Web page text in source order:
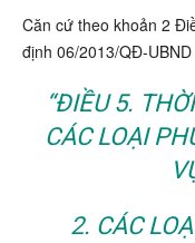
Căn cứ theo khoản 2
định 06/2013/QĐ-
“ĐIỀU 5.
CÁC LOẠI
2. CÁC